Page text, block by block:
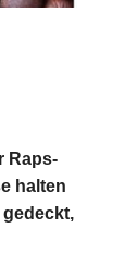
Raps-
halten